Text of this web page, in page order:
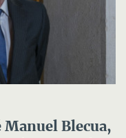
Manuel Blecua,